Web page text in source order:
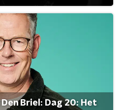
Briel: Dag 20: Het